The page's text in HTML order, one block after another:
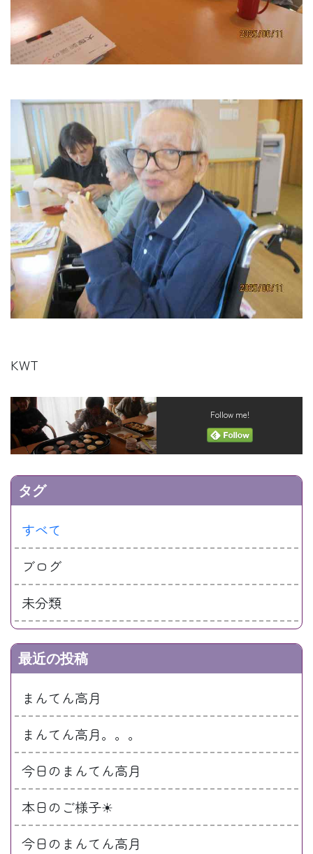
KWT
Follow me!
タグ
すべて
ブログ
未分類
最近の投稿
まんてん高月
まんてん高月。。。
今日のまんてん高月
本日のご様子☀
今日のまんてん高月